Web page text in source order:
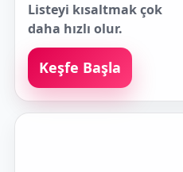
Listeyi kısaltmak çok
daha hızlı olur.
Keşfe Başla